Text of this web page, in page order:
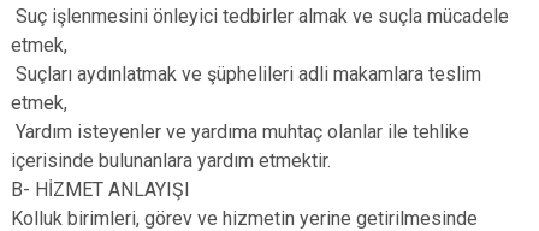
Suç işlenmesini önleyici tedbirler almak ve suçla mücadele
etmek,
Suçları aydınlatmak ve şüphelileri adli makamlara teslim
etmek,
Yardım isteyenler ve yardıma muhtaç olanlar ile tehlike
içerisinde bulunanlara yardım etmektir.
B- HİZMET ANLAYIŞI
Kolluk birimleri, görev ve hizmetin yerine getirilmesinde